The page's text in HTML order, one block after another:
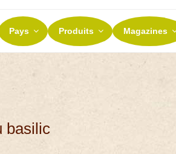
TERROIRS
Pays Produits Magazines
basilic